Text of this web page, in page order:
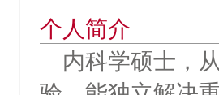
个人简介
内科学硕士，